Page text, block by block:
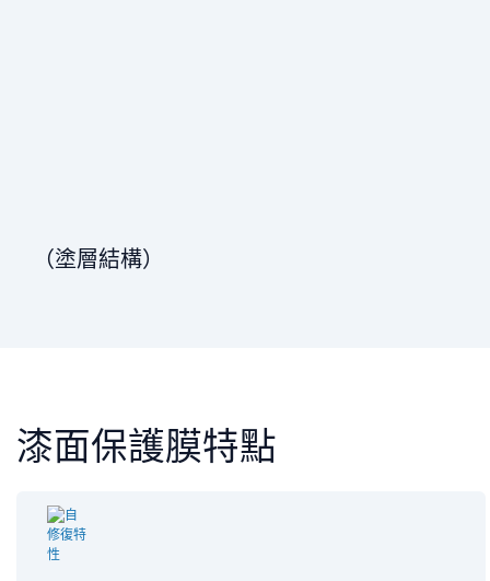
（塗層結構）
漆面保護膜特點